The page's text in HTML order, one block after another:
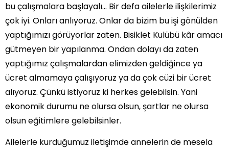
bu çalışmalara başlayalı… Bir defa ailelerle ilişkilerimiz
çok iyi. Onları anlıyoruz. Onlar da bizim bu işi gönülden
yaptığımızı görüyorlar zaten. Bisiklet Kulübü kâr amacı
gütmeyen bir yapılanma. Ondan dolayı da zaten
yaptığımız çalışmalardan elimizden geldiğince ya
ücret almamaya çalışıyoruz ya da çok cüzi bir ücret
alıyoruz. Çünkü istiyoruz ki herkes gelebilsin. Yani
ekonomik durumu ne olursa olsun, şartlar ne olursa
olsun eğitimlere gelebilsinler.
Ailelerle kurduğumuz iletişimde annelerin de mesela